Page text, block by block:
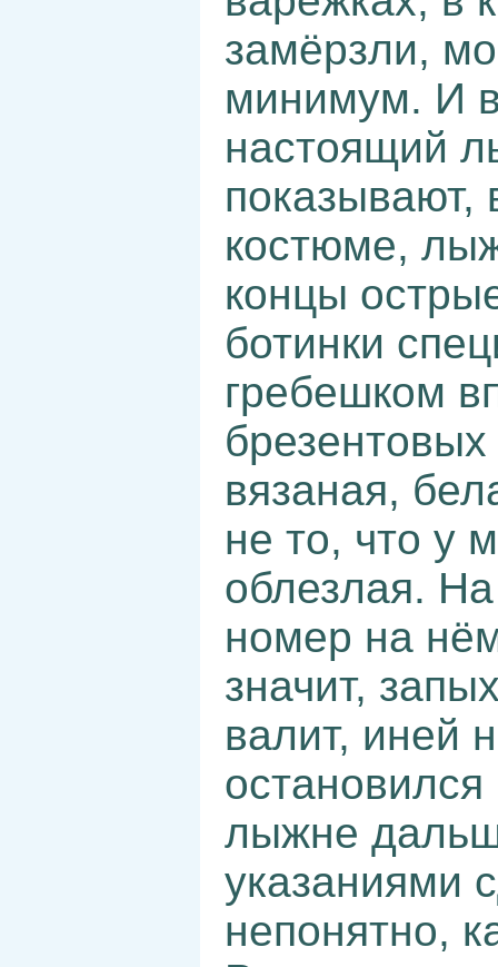
замёрзли,
минимум. И
настоящий
показывают,
костюме,
концы
ботинки
гребешком
вязаная,
не то, что у
облезлая.
номер на
значит,
валит, иней
лыжне
указаниями
непонятно,